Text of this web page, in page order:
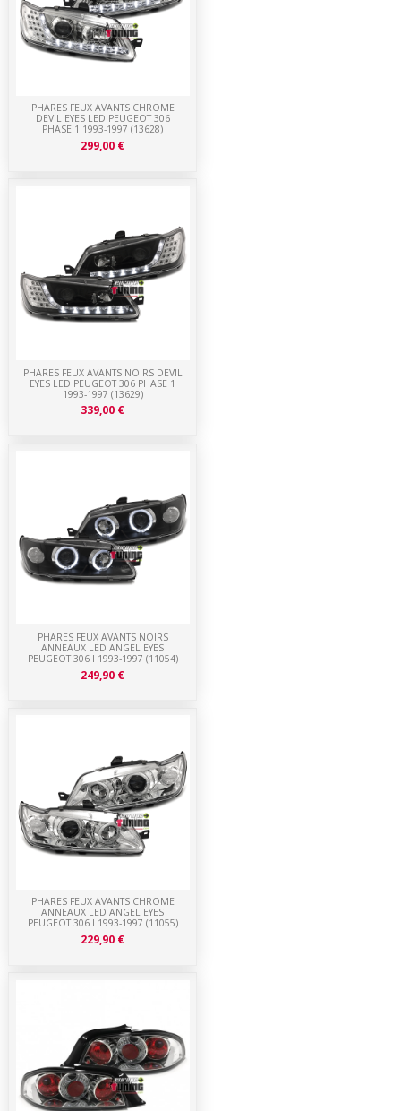
PHARES FEUX AVANTS CHROME
ANNEAUX LED ANGEL EYES
PEUGEOT 306 I 1993-1997 (11055)
229,90 €
PHARES FEUX AVANTS NOIRS
ANNEAUX LED ANGEL EYES
PEUGEOT 306 I 1993-1997 (11054)
249,90 €
PHARES FEUX AVANTS NOIRS DEVIL
EYES LED PEUGEOT 306 PHASE 1
1993-1997 (13629)
339,00 €
PHARES FEUX AVANTS CHROME
DEVIL EYES LED PEUGEOT 306
PHASE 1 1993-1997 (13628)
299,00 €